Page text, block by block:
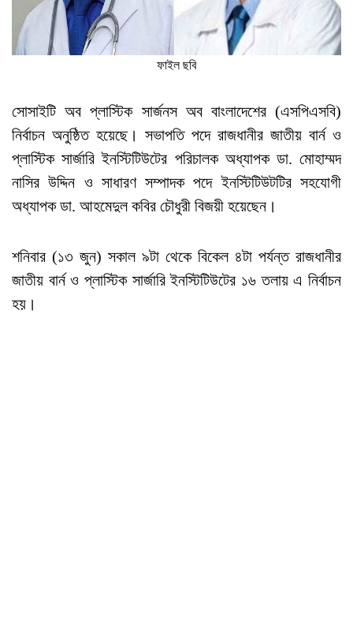
ফাইল ছবি
সোসাইটি অব প্লাস্টিক সার্জনস অব বাংলাদেশের (এসপিএসবি)
নির্বাচন অনুষ্ঠিত হয়েছে। সভাপতি পদে রাজধানীর জাতীয় বার্ন ও
প্লাস্টিক সার্জারি ইনস্টিটিউটের পরিচালক অধ্যাপক ডা. মোহাম্মদ
নাসির উদ্দিন ও সাধারণ সম্পাদক পদে ইনস্টিটিউটটির সহযোগী
অধ্যাপক ডা. আহমেদুল কবির চৌধুরী বিজয়ী হয়েছেন।
শনিবার (১৩ জুন) সকাল ৯টা থেকে বিকেল ৪টা পর্যন্ত রাজধানীর
জাতীয় বার্ন ও প্লাস্টিক সার্জারি ইনস্টিটিউটের ১৬ তলায় এ নির্বাচন
হয়।